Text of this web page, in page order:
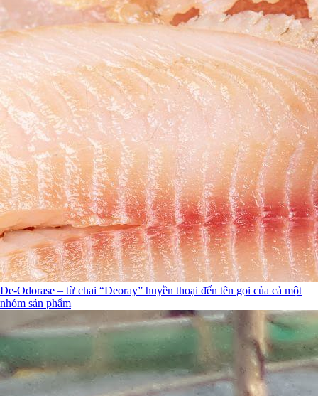
De-Odorase – từ chai “Deoray” huyền thoại đến tên gọi của cả một
nhóm sản phẩm